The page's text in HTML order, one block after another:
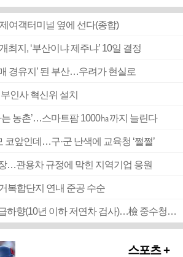
여객터미널 옆에 선다(종합)
최지, ‘부산이냐 제주냐’ 10일 결정
경유지’ 된 부산…우려가 현실로
인사 혁신위 설치
는 농촌’…스마트팜 1000㏊까지 늘린다
앞인데…구·군 난색에 교육청 ‘쩔쩔’
…관용차 규정에 막힌 지역기업 응원
복합단지 연내 준공 수순
■ 검사 신분 버리고 직급하향(10년 이하 저연차 검사)…檢 중수청행 기피
스포츠 +